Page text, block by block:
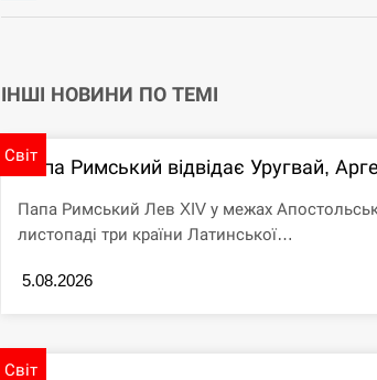
Telegram
ІНШІ НОВИНИ ПО ТЕМІ
Світ
Папа Римський відвідає Уругвай,
Папа Римський Лев XIV у межах
листопаді три країни Латинської…
5.08.2026
Світ